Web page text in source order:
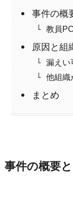
事件の概
教員
原因と組
漏えい
他組織
まとめ
事件の概要